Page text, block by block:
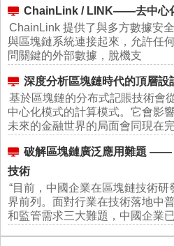
ChainLink / LINK——去中心
ChainLink 提供了與多方數據安
與區塊鏈系統連接起來，允許任
問關鍵的外部數據，脫機支
深度分析區塊鏈時代的頂層設
基於區塊鏈的分布式記賬技術會
中心化模式的計算模式。它會影
未來的金融世界的局面會同現在
破解區塊鏈廣泛應用難題 ——
技術
“目前，中國企業在區塊鏈技術
界前列。面對行業在技術落地中
和監管需求三大難題，中國企業